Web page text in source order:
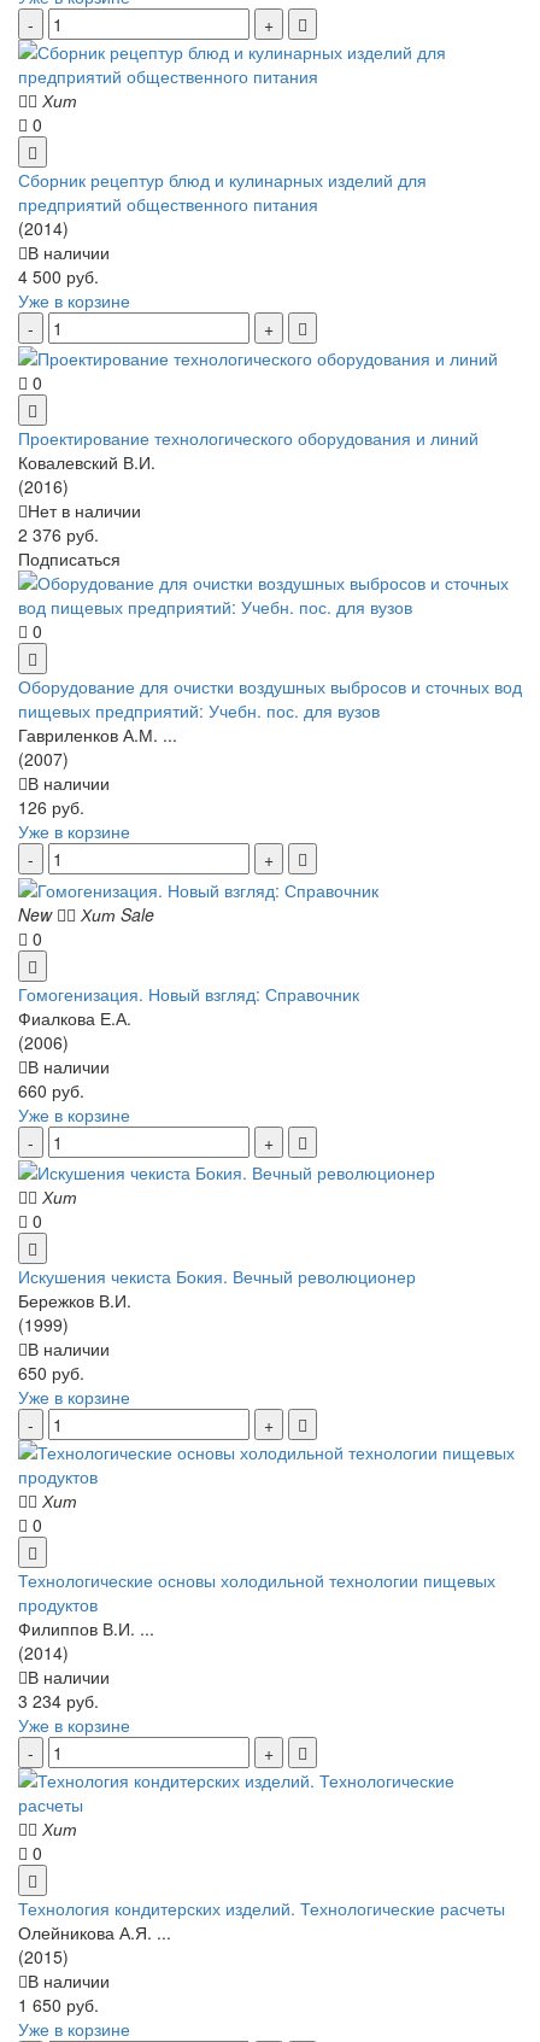
Хит
0
Сборник рецептур блюд и кулинарных изделий для
предприятий общественного питания
(2014)
В наличии
4 500 руб.
Уже в корзине
0
Проектирование технологического оборудования и линий
Ковалевский В.И.
(2016)
Нет в наличии
2 376 руб.
Подписаться
0
Оборудование для очистки воздушных выбросов и сточных вод
пищевых предприятий: Учебн. пос. для вузов
Гавриленков А.М. ...
(2007)
В наличии
126 руб.
Уже в корзине
New Хит Sale
0
Гомогенизация. Новый взгляд: Справочник
Фиалкова Е.А.
(2006)
В наличии
660 руб.
Уже в корзине
Хит
0
Искушения чекиста Бокия. Вечный революционер
Бережков В.И.
(1999)
В наличии
650 руб.
Уже в корзине
Хит
0
Технологические основы холодильной технологии пищевых
продуктов
Филиппов В.И. ...
(2014)
В наличии
3 234 руб.
Уже в корзине
Хит
0
Технология кондитерских изделий. Технологические расчеты
Олейникова А.Я. ...
(2015)
В наличии
1 650 руб.
Уже в корзине